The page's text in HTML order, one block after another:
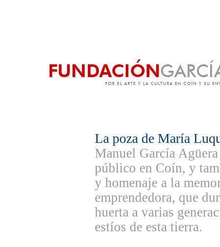
La poza de María
Manuel García Agüera
público en Coín, y
y homenaje a la
emprendedora, que
huerta a varias
estíos de esta tierra.